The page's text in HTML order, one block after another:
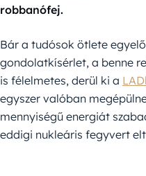
robbanófej.
Bár a tudósok ötlete
gondolatkísérlet, a benne
is félelmetes, derül ki a
egyszer valóban
mennyiségű energiát
eddigi nukleáris fegyvert